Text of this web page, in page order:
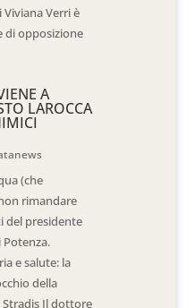
Viviana Verri è
di opposizione
A
LAROCCA
(che
rimandare
del presidente
Potenza.
e salute: la
della
Stradis Il dottore